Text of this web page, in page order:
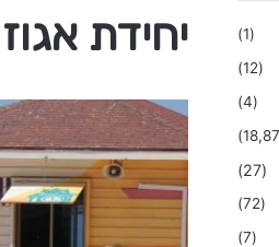
יחידת אגוז
(1)
(12)
(4)
(27)
(72)
(7)